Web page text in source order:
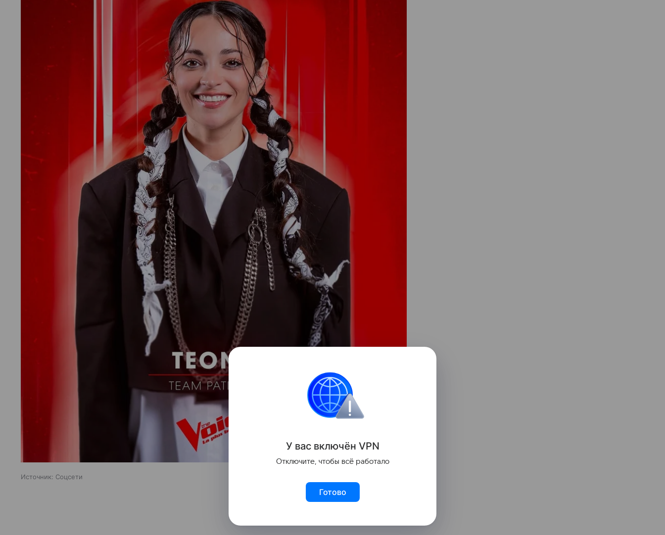
Источник: Соцсети
У вас включён VPN
Отключите, чтобы всё работало
Готово